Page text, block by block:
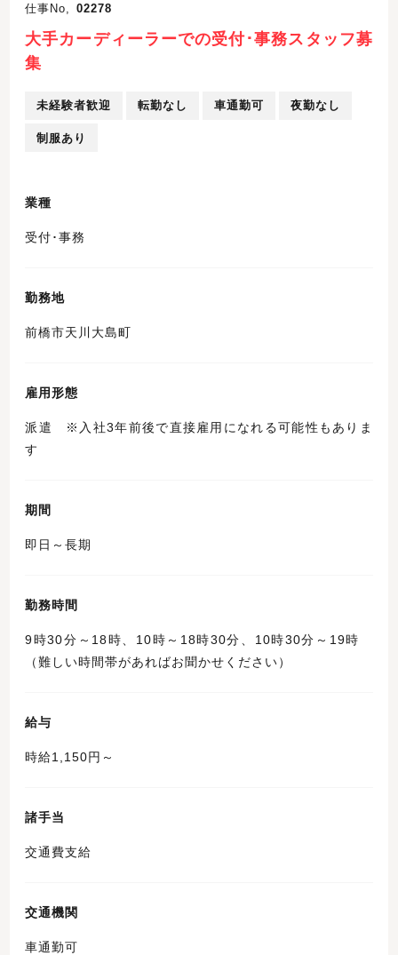
仕事No, 02278
大手カーディーラーでの受付･事務スタッフ募
集
未経験者歓迎 転勤なし 車通勤可 夜勤なし
制服あり
業種
受付･事務
勤務地
前橋市天川大島町
雇用形態
派遣 ※入社3年前後で直接雇用になれる可能性もありま
す
期間
即日～長期
勤務時間
9時30分～18時、10時～18時30分、10時30分～19時
（難しい時間帯があればお聞かせください）
給与
時給1,150円～
諸手当
交通費支給
交通機関
車通勤可